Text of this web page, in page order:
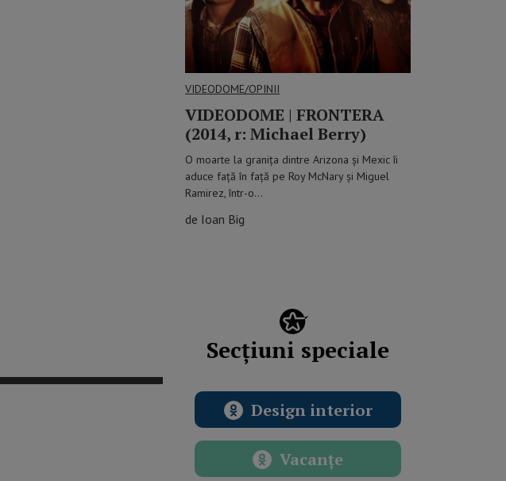
VIDEODOME/OPINII
VIDEODOME | FRONTERA
(2014, r: Michael Berry)
O moarte la granița dintre Arizona și Mexic îi
aduce față în față pe Roy McNary și Miguel
Ramirez, într-o…
de Ioan Big
Secțiuni speciale
Design interior
Vacanțe